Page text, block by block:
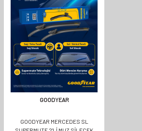
GOODYEAR
GOODYEAR MERCEDES SL